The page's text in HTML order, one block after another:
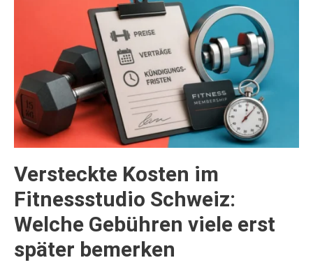
Versteckte Kosten im
Fitnessstudio Schweiz:
Welche Gebühren viele erst
später bemerken